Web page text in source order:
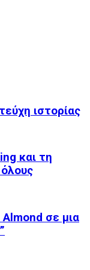
ιστορίας
και τη
σε μια